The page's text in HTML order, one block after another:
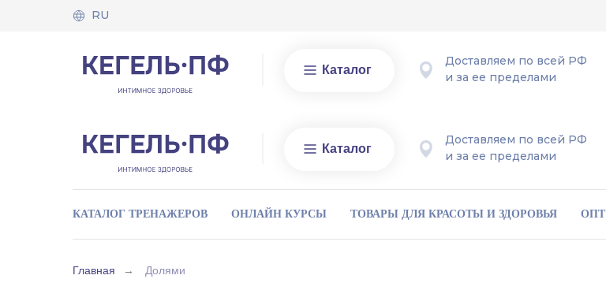
RU
Доставляем по всей РФ
и за ее пределами
Каталог
Каталог
Доставляем по всей РФ
и за ее пределами
КАТАЛОГ ТРЕНАЖЕРОВ ОНЛАЙН КУРСЫ ТОВАРЫ ДЛЯ КРАСОТЫ И ЗДОРОВЬЯ ОПТ
Главная → Долями